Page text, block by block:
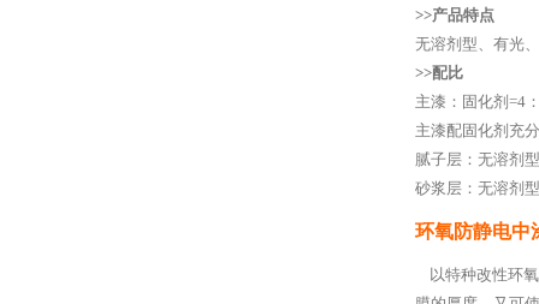
>>产品特点
无溶剂型、有光
>>配比
主漆：固化剂=4
主漆配固化剂充
腻子层：无溶剂
砂浆层：无溶剂
环氧防静电中
以特种改性环